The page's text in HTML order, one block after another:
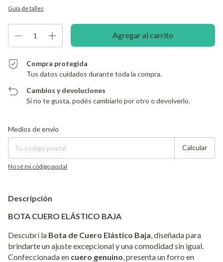
Guía de talles
Compra protegida
Tus datos cuidados durante toda la compra.
Cambios y devoluciones
Si no te gusta, podés cambiarlo por otro o devolverlo.
Entregas para el CP:
Medios de envío
Calcular
No sé mi código postal
Descripción
BOTA CUERO ELÁSTICO BAJA
Descubrí la Bota de Cuero Elástico Baja , diseñada para
brindarte un ajuste excepcional y una comodidad sin igual.
Confeccionada en cuero genuino , presenta un forro en